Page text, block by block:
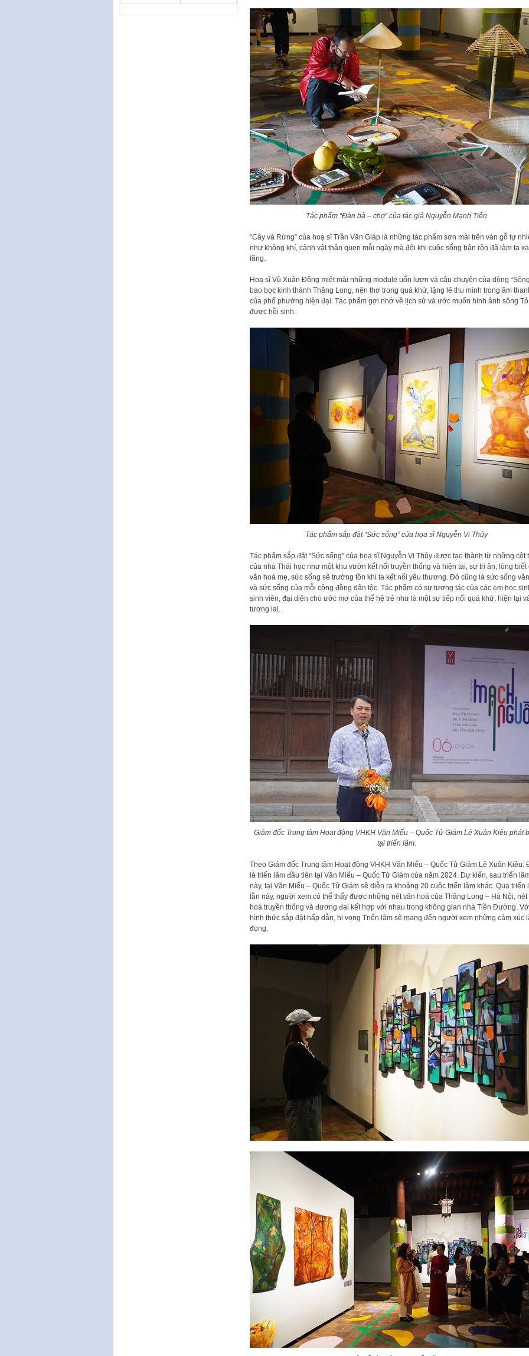
Tác phẩm “Đàn bà – chợ” của tác giả Nguyễn Mạnh Tiến
“Cây và Rừng” của hoạ sĩ Trần Văn Giáp là những tác phẩm sơn mài trên ván gỗ tự
như không khí, cảnh vật thân quen mỗi ngày mà đôi khi cuộc sống bận rộn đã làm ta
lãng.
Hoạ sĩ Vũ Xuân Đông miệt mài những module uốn lượn và câu chuyện của dòng
bao bọc kinh thành Thăng Long, nên thơ trong quá khứ, lặng lẽ thu mình trong âm
của phố phường hiện đại. Tác phẩm gợi nhớ về lịch sử và ước muốn hình ảnh sông Tô
được hồi sinh.
Tác phẩm sắp đặt “Sức sống” của họa sĩ Nguyễn Vi Thủy
Tác phẩm sắp đặt “Sức sống” của họa sĩ Nguyễn Vi Thủy được tạo thành từ những cột
của nhà Thái học như một khu vườn kết nối truyền thống và hiện tại, sự tri ân, lòng biết
văn hoá mẹ, sức sống sẽ trường tồn khi ta kết nối yêu thương. Đó cũng là sức sống
và sức sống của mỗi cộng đồng dân tộc. Tác phẩm có sự tương tác của các em học
sinh viên, đại diện cho ước mơ của thế hệ trẻ như là một sự tiếp nối quá khứ, hiện tại
tương lai.
Giám đốc Trung tâm Hoạt động VHKH Văn Miếu – Quốc Tử Giám Lê Xuân Kiêu phát
tại triển lãm.
Theo Giám đốc Trung tâm Hoạt động VHKH Văn Miếu – Quốc Tử Giám Lê Xuân Kiêu:
là triển lãm đầu tiên tại Văn Miếu – Quốc Tử Giám của năm 2024. Dự kiến, sau triển
này, tại Văn Miếu – Quốc Tử Giám sẽ diễn ra khoảng 20 cuộc triển lãm khác. Qua triển
lần này, người xem có thể thấy được những nét văn hoá của Thăng Long – Hà Nội, nét
hoá truyền thống và đương đại kết hợp với nhau trong không gian nhà Tiền Đường.
hình thức sắp đặt hấp dẫn, hi vọng Triển lãm sẽ mang đến người xem những cảm xúc
đọng.